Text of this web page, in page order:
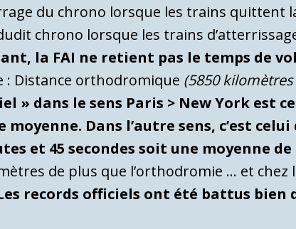
du chrono lorsque les trains quittent
chrono lorsque les trains
la FAI ne retient pas le temps de
: Distance orthodromique (5850 kilomètres
» dans le sens Paris > New York est
moyenne. Dans l’autre sens, c’est
et 45 secondes soit une moyenne de
de plus que l’orthodromie … et chez
records officiels ont été battus bien